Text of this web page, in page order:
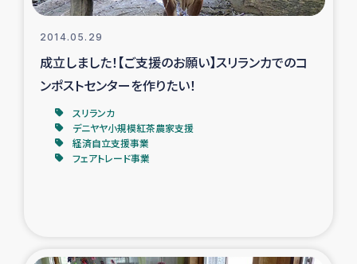
レバノンでのシリア難民への教育支援事業
レバノンでのシリア難民・レバノン人への農業支援
海外ルーツの市民との共生
2014.05.29
成立しました！【ご支援のお願い】スリランカでのコ
ンポストセンターを作りたい！
スリランカ
デニヤヤ小規模紅茶農家支援
経済自立支援事業
フェアトレード事業